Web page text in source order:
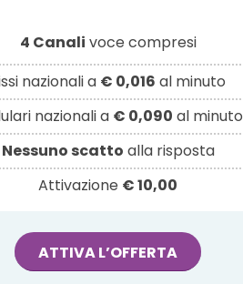
4 Canali voce compresi
nazionali a € 0,016 al minuto
nazionali a € 0,090 al minuto
Nessuno scatto alla risposta
Attivazione € 10,00
ATTIVA L’OFFERTA